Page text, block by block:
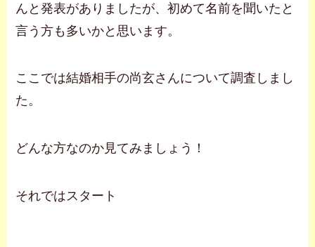
んと発表がありましたが、初めて名前を聞いたと
言う方も多いかと思います。
ここでは結婚相手の尚玄さんについて調査しまし
た。
どんな方なのか見てみましょう！
それではスタート